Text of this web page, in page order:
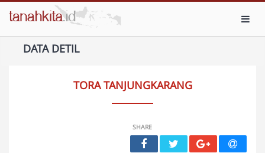
DATA DETIL
TORA TANJUNGKARANG
SHARE